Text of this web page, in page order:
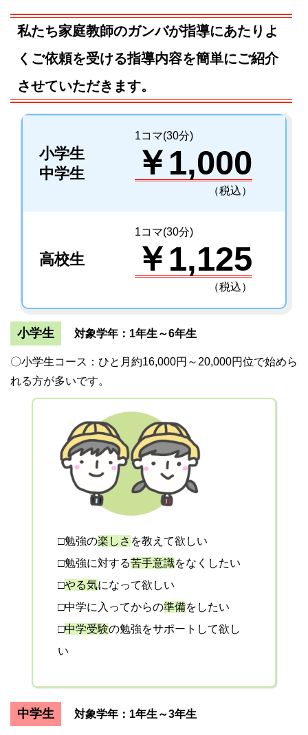
私たち家庭教師のガンバが指導にあたりよ
くご依頼を受ける指導内容を簡単にご紹介
させていただきます。
小学生
中学生
1コマ(30分)
￥1,000
（税込）
高校生
1コマ(30分)
￥1,125
（税込）
小学生 対象学年：1年生～6年生
〇小学生コース：ひと月約16,000円～20,000円位で始めら
れる方が多いです。
□勉強の楽しさ を教えて欲しい
□勉強に対する苦手意識をなくしたい
□やる気になって欲しい
□中学に入ってからの準備をしたい
□中学受験の勉強をサポートして欲し
い
中学生 対象学年：1年生～3年生